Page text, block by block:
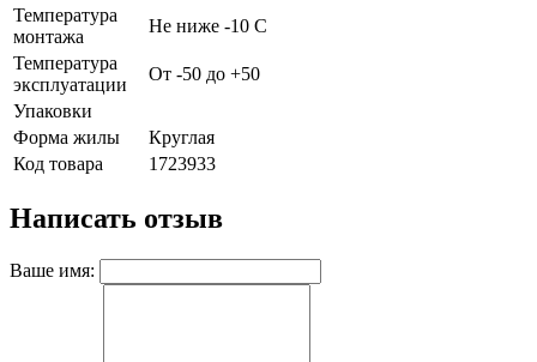
Температура
монтажа
Не ниже -10 С
Температура
эксплуатации
От -50 до +50
Упаковки
Форма жилы
Круглая
Код товара
1723933
Написать отзыв
Ваше имя: